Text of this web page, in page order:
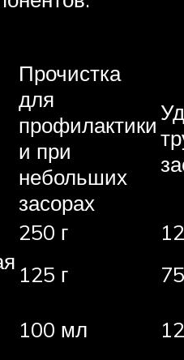
Прочистка
для
профилактики
и при
небольших
засорах
250 г
125 г
100 мл